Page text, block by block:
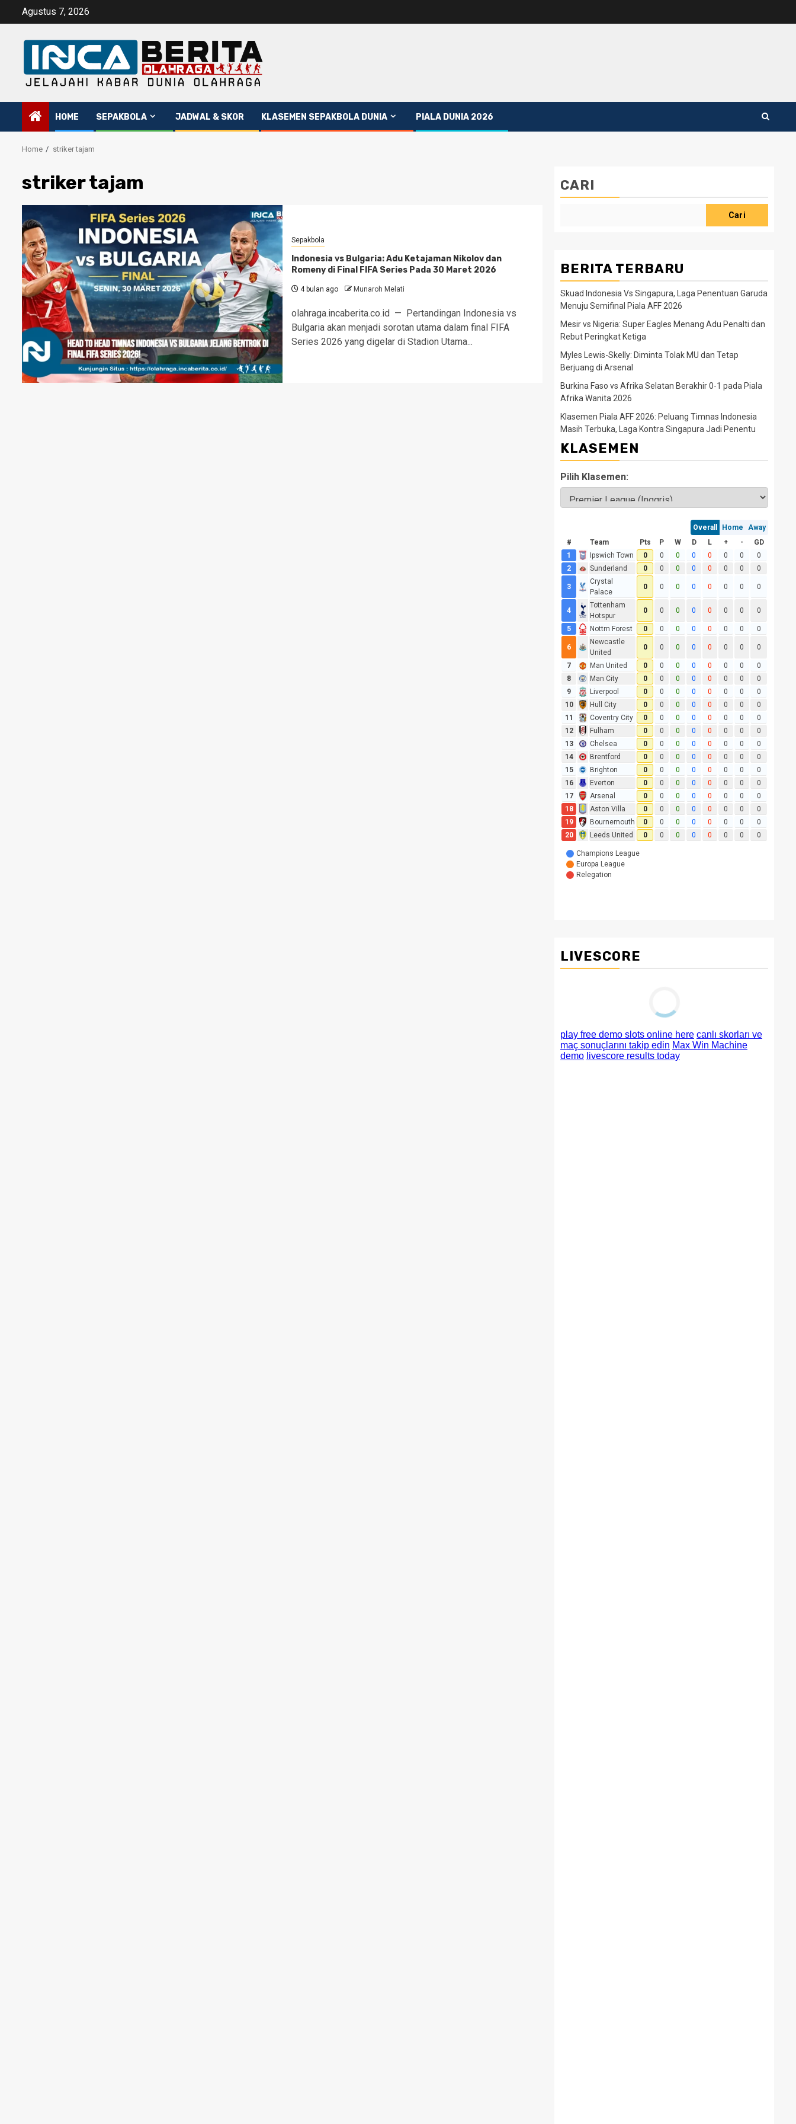
Agustus 7, 2026
HOME SEPAKBOLA JADWAL & SKOR KLASEMEN SEPAKBOLA DUNIA PIALA DUNIA 2026
Home striker tajam
striker tajam
Sepakbola
Indonesia vs Bulgaria: Adu Ketajaman Nikolov dan
Romeny di Final FIFA Series Pada 30 Maret 2026
4 bulan ago Munaroh Melati
olahraga.incaberita.co.id — Pertandingan Indonesia vs
Bulgaria akan menjadi sorotan utama dalam final FIFA
Series 2026 yang digelar di Stadion Utama...
CARI
Cari
BERITA TERBARU
Skuad Indonesia Vs Singapura, Laga Penentuan Garuda
Menuju Semifinal Piala AFF 2026
Mesir vs Nigeria: Super Eagles Menang Adu Penalti dan
Rebut Peringkat Ketiga
Myles Lewis-Skelly: Diminta Tolak MU dan Tetap
Berjuang di Arsenal
Burkina Faso vs Afrika Selatan Berakhir 0-1 pada Piala
Afrika Wanita 2026
Klasemen Piala AFF 2026: Peluang Timnas Indonesia
Masih Terbuka, Laga Kontra Singapura Jadi Penentu
KLASEMEN
Pilih Klasemen:
LIVESCORE